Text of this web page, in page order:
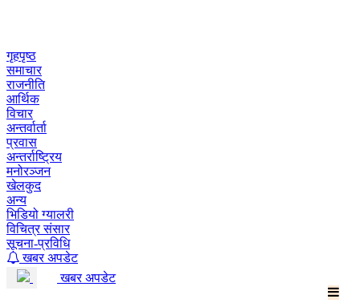
गृहपृष्ठ
समाचार
राजनीति
आर्थिक
विचार
अन्तर्वार्ता
प्रवास
अन्तर्राष्ट्रिय
मनोरञ्जन
खेलकुद
अन्य
भिडियो ग्यालरी
विचित्र संसार
सूचना-प्रविधि
खबर अपडेट
खबर अपडेट